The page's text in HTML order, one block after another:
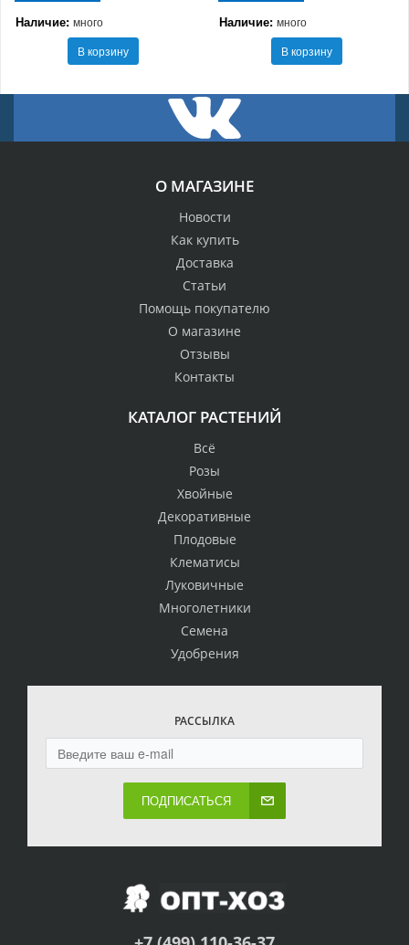
Наличие: много
В корзину
Наличие: много
В корзину
О МАГАЗИНЕ
Новости
Как купить
Доставка
Статьи
Помощь покупателю
О магазине
Отзывы
Контакты
КАТАЛОГ РАСТЕНИЙ
Всё
Розы
Хвойные
Декоративные
Плодовые
Клематисы
Луковичные
Многолетники
Семена
Удобрения
РАССЫЛКА
ПОДПИСАТЬСЯ